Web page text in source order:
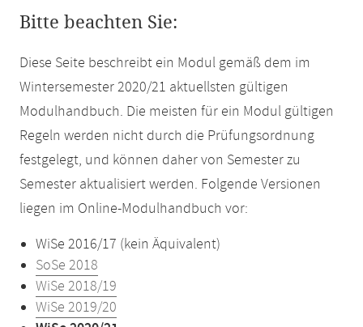
Bitte beachten Sie:
Diese Seite beschreibt ein Modul gemäß dem im
Wintersemester 2020/21 aktuellsten gültigen
Modulhandbuch. Die meisten für ein Modul gültigen
Regeln werden nicht durch die Prüfungsordnung
festgelegt, und können daher von Semester zu
Semester aktualisiert werden. Folgende Versionen
liegen im Online-Modulhandbuch vor:
WiSe 2016/17 (kein Äquivalent)
SoSe 2018
WiSe 2018/19
WiSe 2019/20